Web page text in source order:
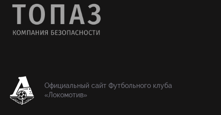
Официальный сайт Футбольного клуба
«Локомотив»